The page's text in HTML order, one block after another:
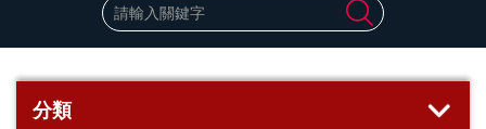
分類